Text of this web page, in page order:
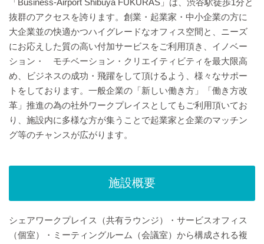
「Business-Airport Shibuya FUKURAS」は、渋谷駅徒歩1分と
抜群のアクセスを誇ります。創業・起業家・中小企業の方に
大企業並の快適かつハイグレードなオフィス空間と、ニーズ
にお応えした質の高い付加サービスをご利用頂き、イノベー
ション・ モチベーション・クリエイティビティを最大限高
め、ビジネスの成功・飛躍をして頂けるよう、様々なサポー
トをしております。一般企業の「新しい働き方」「働き方改
革」推進の為の社外ワークプレイスとしてもご利用頂いてお
り、施設内に多様な方が集うことで起業家と企業のマッチン
グ等のチャンスが広がります。
施設概要
シェアワークプレイス（共有ラウンジ）・サービスオフィス
（個室）・ミーティングルーム（会議室）から構成される複